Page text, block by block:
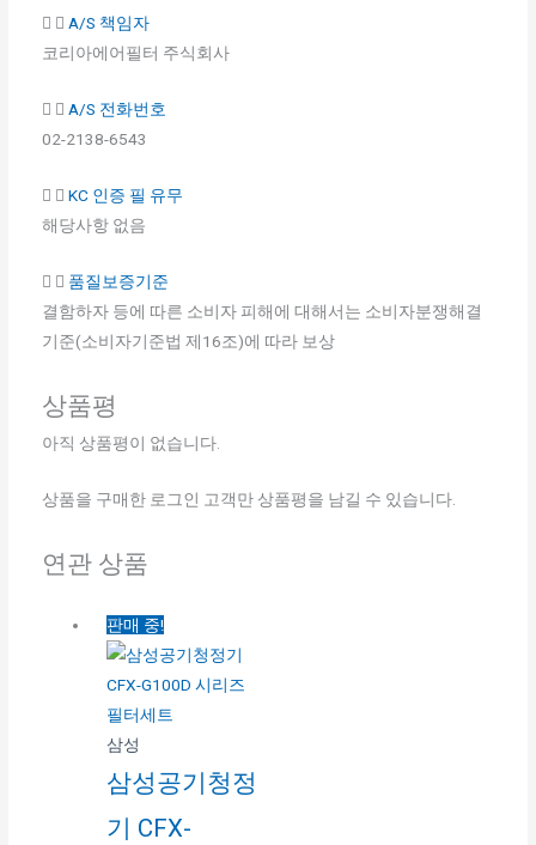
A/S 책임자
코리아에어필터 주식회사
A/S 전화번호
02-2138-6543
KC 인증 필 유무
해당사항 없음
품질보증기준
결함하자 등에 따른 소비자 피해에 대해서는 소비자분쟁해결
기준(소비자기준법 제16조)에 따라 보상
상품평
아직 상품평이 없습니다.
상품을 구매한 로그인 고객만 상품평을 남길 수 있습니다.
연관 상품
판매 중!
삼성
삼성공기청정
기 CFX-